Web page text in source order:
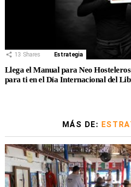
13 Shares Estrategia
Llega el Manual para Neo
para ti en el Día Internacional del
MÁS DE: